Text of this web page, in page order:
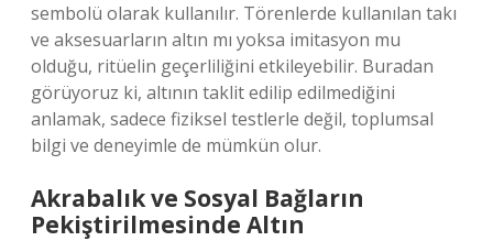
sembolü olarak kullanılır. Törenlerde kullanılan takı
ve aksesuarların altın mı yoksa imitasyon mu
olduğu, ritüelin geçerliliğini etkileyebilir. Buradan
görüyoruz ki, altının taklit edilip edilmediğini
anlamak, sadece fiziksel testlerle değil, toplumsal
bilgi ve deneyimle de mümkün olur.
Akrabalık ve Sosyal Bağların
Pekiştirilmesinde Altın